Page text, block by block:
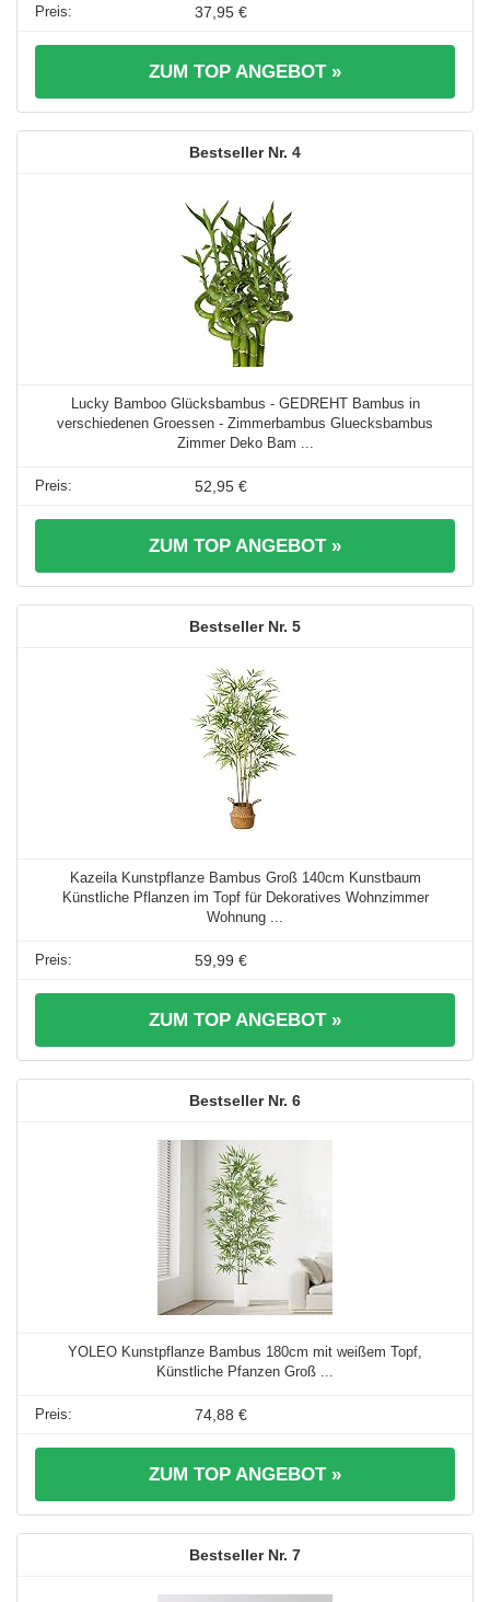
37,95 €
ZUM TOP ANGEBOT »
4
Lucky Bamboo Glücksbambus - GEDREHT Bambus in
verschiedenen Groessen - Zimmerbambus Gluecksbambus
Zimmer Deko Bam ...
52,95 €
ZUM TOP ANGEBOT »
5
Kazeila Kunstpflanze Bambus Groß 140cm Kunstbaum
Künstliche Pflanzen im Topf für Dekoratives Wohnzimmer
Wohnung ...
59,99 €
ZUM TOP ANGEBOT »
6
YOLEO Kunstpflanze Bambus 180cm mit weißem Topf,
Künstliche Pfanzen Groß ...
74,88 €
ZUM TOP ANGEBOT »
7